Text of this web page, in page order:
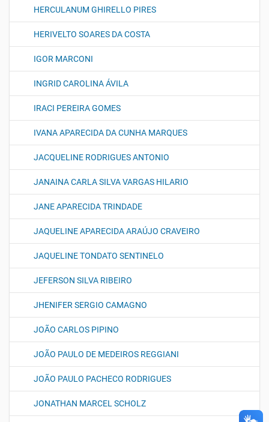
HERCULANUM GHIRELLO PIRES
HERIVELTO SOARES DA COSTA
IGOR MARCONI
INGRID CAROLINA ÁVILA
IRACI PEREIRA GOMES
IVANA APARECIDA DA CUNHA MARQUES
JACQUELINE RODRIGUES ANTONIO
JANAINA CARLA SILVA VARGAS HILARIO
JANE APARECIDA TRINDADE
JAQUELINE APARECIDA ARAÚJO CRAVEIRO
JAQUELINE TONDATO SENTINELO
JEFERSON SILVA RIBEIRO
JHENIFER SERGIO CAMAGNO
JOÃO CARLOS PIPINO
JOÃO PAULO DE MEDEIROS REGGIANI
JOÃO PAULO PACHECO RODRIGUES
JONATHAN MARCEL SCHOLZ